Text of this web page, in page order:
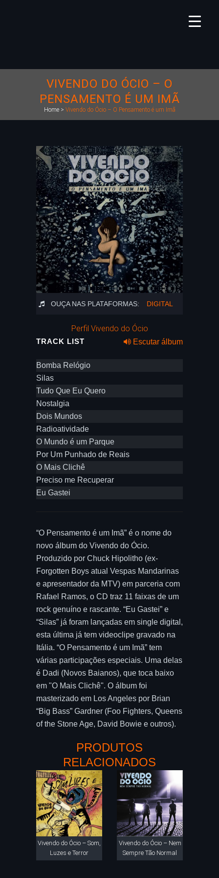
VIVENDO DO ÓCIO – O
PENSAMENTO É UM IMÃ
Home> Vivendo do Ócio – O Pensamento é um Imã
OUÇA NAS PLATAFORMAS: DIGITAL
Perfil Vivendo do Ócio
TRACK LIST Escutar álbum
Bomba Relógio
Silas
Tudo Que Eu Quero
Nostalgia
Dois Mundos
Radioatividade
O Mundo é um Parque
Por Um Punhado de Reais
O Mais Clichê
Preciso me Recuperar
Eu Gastei
“O Pensamento é um Imã” é o nome do
novo álbum do Vivendo do Ócio.
Produzido por Chuck Hipolitho (ex-
Forgotten Boys atual Vespas Mandarinas
e apresentador da MTV) em parceria com
Rafael Ramos, o CD traz 11 faixas de um
rock genuíno e rascante. “Eu Gastei” e
“Silas” já foram lançadas em single digital,
esta última já tem videoclipe gravado na
Itália. “O Pensamento é um Imã” tem
várias participações especiais. Uma delas
é Dadi (Novos Baianos), que toca baixo
em "O Mais Clichê". O álbum foi
masterizado em Los Angeles por Brian
“Big Bass” Gardner (Foo Fighters, Queens
of the Stone Age, David Bowie e outros).
PRODUTOS
RELACIONADOS
Vivendo do Ócio – Som,
Luzes e Terror
Vivendo do Ócio – Nem
Sempre Tão Normal